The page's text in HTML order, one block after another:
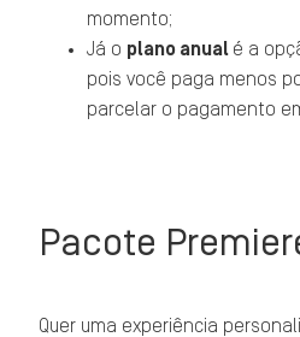
momento;
Já o plano anual é a
pois você paga menos
parcelar o pagamento
Pacote
Quer uma experiência